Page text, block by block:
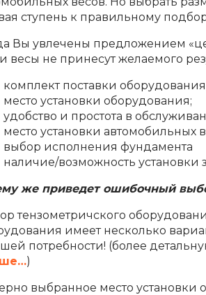
ступень к правильному
Вы увлечены предложением
весы не принесут желаемого
комплект поставки
место установки оборудования;
удобство и простота в
место установки автомобильных
выбор исполнения фундамента
наличие/возможность установки
же приведет ошибочный
тензометричского
имеет несколько
потребности! (более
)
выбранное место установки